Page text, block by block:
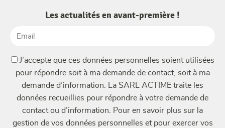
Les actualités en avant-première !
(Nécessaire)
J’accepte que ces données personnelles soient utilisées
pour répondre soit à ma demande de contact, soit à ma
demande d’information. La SARL ACTIME traite les
données recueillies pour répondre à votre demande de
contact ou d’information. Pour en savoir plus sur la
gestion de vos données personnelles et pour exercer vos